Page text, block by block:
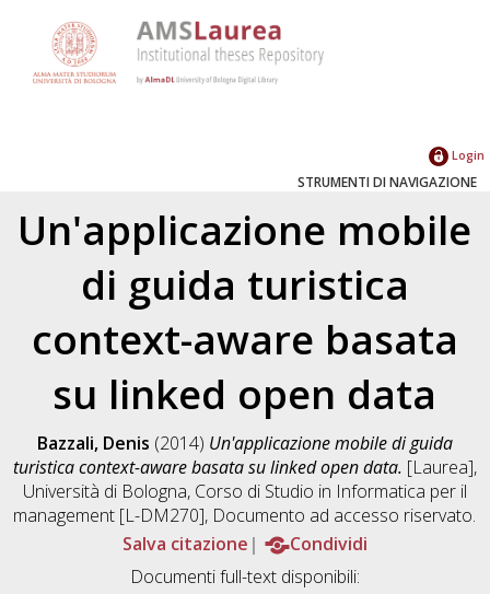
Login
STRUMENTI DI NAVIGAZIONE
Un'applicazione mobile
di guida turistica
context-aware basata
su linked open data
Bazzali, Denis (2014) Un'applicazione mobile di guida
turistica context-aware basata su linked open data. [Laurea],
Università di Bologna, Corso di Studio in Informatica per il
management [L-DM270], Documento ad accesso riservato.
Salva citazione
Condividi
Documenti full-text disponibili: